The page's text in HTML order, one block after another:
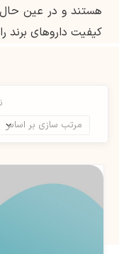
هستند و در عین حال
کیفیت داروهای برند